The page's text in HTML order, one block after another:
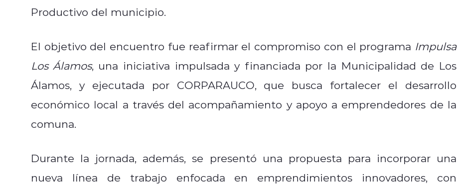
Productivo del municipio.
El objetivo del encuentro fue reafirmar el compromiso con el programa Impulsa
Los Álamos, una iniciativa impulsada y financiada por la Municipalidad de Los
Álamos, y ejecutada por CORPARAUCO, que busca fortalecer el desarrollo
económico local a través del acompañamiento y apoyo a emprendedores de la
comuna.
Durante la jornada, además, se presentó una propuesta para incorporar una
nueva línea de trabajo enfocada en emprendimientos innovadores, con